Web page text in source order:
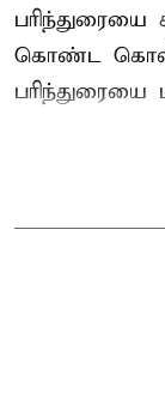
பரிந்துரையை
கொண்ட